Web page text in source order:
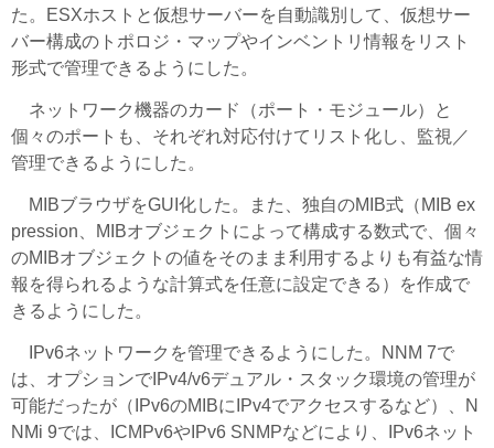
た。ESXホストと仮想サーバーを自動識別して、仮想サー
バー構成のトポロジ・マップやインベントリ情報をリスト
形式で管理できるようにした。
ネットワーク機器のカード（ポート・モジュール）と
個々のポートも、それぞれ対応付けてリスト化し、監視／
管理できるようにした。
MIBブラウザをGUI化した。また、独自のMIB式（MIB ex
pression、MIBオブジェクトによって構成する数式で、個々
のMIBオブジェクトの値をそのまま利用するよりも有益な情
報を得られるような計算式を任意に設定できる）を作成で
きるようにした。
IPv6ネットワークを管理できるようにした。NNM 7で
は、オプションでIPv4/v6デュアル・スタック環境の管理が
可能だったが（IPv6のMIBにIPv4でアクセスするなど）、N
NMi 9では、ICMPv6やIPv6 SNMPなどにより、IPv6ネット